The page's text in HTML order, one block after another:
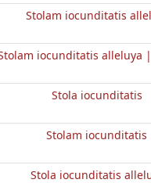
Stolam iocunditatis
iocunditatis alleluya
Stola iocunditatis
Stolam iocunditatis
Stola iocunditatis